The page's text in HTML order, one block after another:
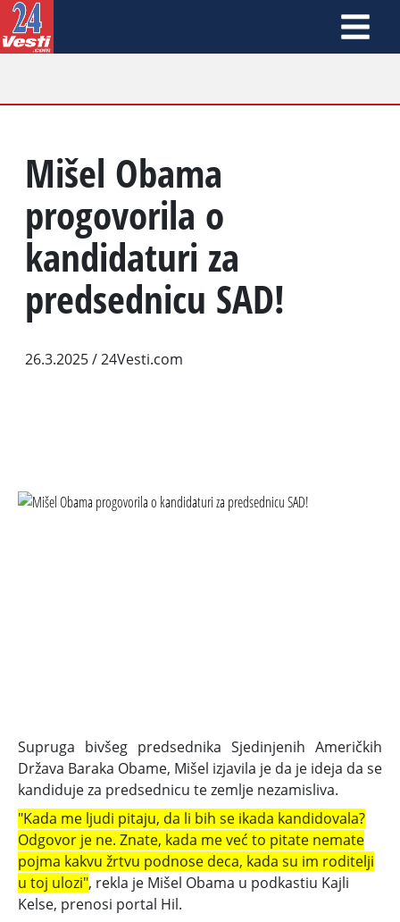
Mišel Obama
progovorila o
kandidaturi za
predsednicu SAD!
26.3.2025/ 24Vesti.com
Supruga bivšeg predsednika Sjedinjenih Američkih
Država Baraka Obame, Mišel izjavila je da je ideja da se
kandiduje za predsednicu te zemlje nezamisliva.
"Kada me ljudi pitaju, da li bih se ikada kandidovala?
Odgovor je ne. Znate, kada me već to pitate nemate
pojma kakvu žrtvu podnose deca, kada su im roditelji
u toj ulozi", rekla je Mišel Obama u podkastiu Kajli
Kelse, prenosi portal Hil.